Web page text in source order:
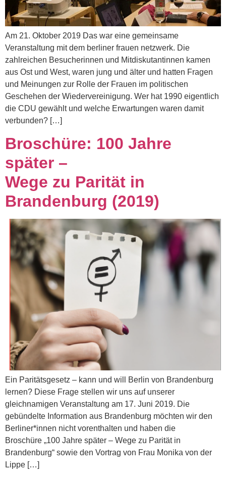
Am 21. Oktober 2019 Das war eine gemeinsame
Veranstaltung mit dem berliner frauen netzwerk. Die
zahlreichen Besucherinnen und Mitdiskutantinnen kamen
aus Ost und West, waren jung und älter und hatten Fragen
und Meinungen zur Rolle der Frauen im politischen
Geschehen der Wiedervereinigung. Wer hat 1990 eigentlich
die CDU gewählt und welche Erwartungen waren damit
verbunden? […]
Broschüre: 100 Jahre
später –
Wege zu Parität in
Brandenburg (2019)
Ein Paritätsgesetz – kann und will Berlin von Brandenburg
lernen? Diese Frage stellen wir uns auf unserer
gleichnamigen Veranstaltung am 17. Juni 2019. Die
gebündelte Information aus Brandenburg möchten wir den
Berliner*innen nicht vorenthalten und haben die
Broschüre „100 Jahre später – Wege zu Parität in
Brandenburg“ sowie den Vortrag von Frau Monika von der
Lippe […]